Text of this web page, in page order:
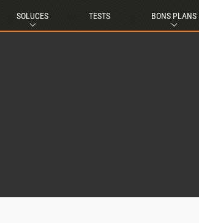
SOLUCES TESTS BONS PLANS